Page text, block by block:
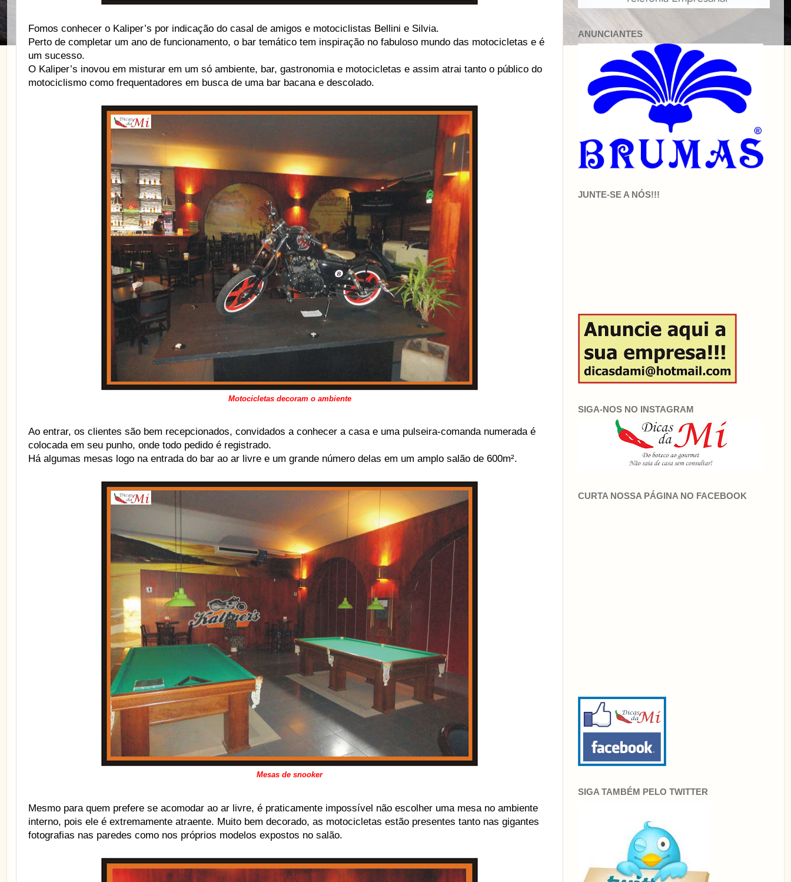
Fomos conhecer o Kaliper’s por indicação do casal de amigos e motociclistas Bellini e Silvia.
Perto de completar um ano de funcionamento, o bar temático tem inspiração no fabuloso mundo das motocicletas e é
um sucesso.
O Kaliper’s inovou em misturar em um só ambiente, bar, gastronomia e motocicletas e assim atrai tanto o público do
motociclismo como frequentadores em busca de uma bar bacana e descolado.
Motocicletas decoram o ambiente
Ao entrar, os clientes são bem recepcionados, convidados a conhecer a casa e uma pulseira-comanda numerada é
colocada em seu punho, onde todo pedido é registrado.
Há algumas mesas logo na entrada do bar ao ar livre e um grande número delas em um amplo salão de 600m².
Mesas de snooker
Mesmo para quem prefere se acomodar ao ar livre, é praticamente impossível não escolher uma mesa no ambiente
interno, pois ele é extremamente atraente. Muito bem decorado, as motocicletas estão presentes tanto nas gigantes
fotografias nas paredes como nos próprios modelos expostos no salão.
ANUNCIANTES
JUNTE-SE A NÓS!!!
SIGA-NOS NO INSTAGRAM
CURTA NOSSA PÁGINA NO FACEBOOK
SIGA TAMBÉM PELO TWITTER